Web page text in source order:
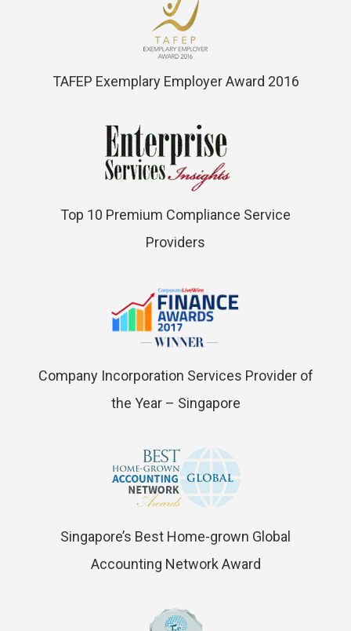
TAFEP Exemplary Employer Award 2016
Top 10 Premium Compliance Service
Providers
Company Incorporation Services Provider of
the Year – Singapore
Singapore’s Best Home-grown Global
Accounting Network Award